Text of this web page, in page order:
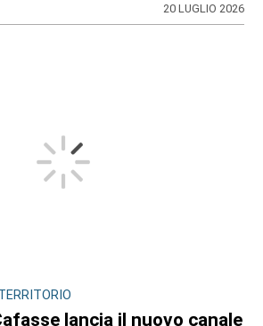
20 LUGLIO 2026
lancia il nuovo canale